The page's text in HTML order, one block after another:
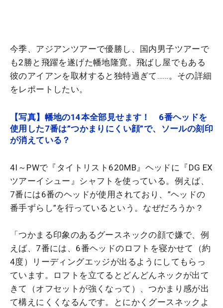
今季、アジアンツアーで優勝し、国内男子ツアーで
も2勝と飛躍を遂げた幡地隆寛。飛ばし屋でもある
彼のアイアンを取材すると独特過ぎて……。その詳細
をレポートしたい。
【写真】幡地の14本全部見せます！ 6番ヘッドを
使用した7番は”つかまりにくい顔”で、ソールの刻印
が消えている？
4I～PWで『タイトリスト620MB』ヘッドに『DG EX
ツアーイシュー』シャフトを使っている。例えば、
7番には6番のヘッドが使用されており、”ヘッドの
番手ずらし”を行っているという。なぜだろうか？
「つかまる印象のあるグースネックの顔で嫌で、例
えば、7番には、6番ヘッドのロフトを寝かせて（約
4度）リーディングエッジが出るようにしてもらっ
ています。ロフトを立てるとどんどんネックが出て
きて（オフセットが強くなって）、つかまり感が出
て構えにくくなるんです。とにかくグースネックよ